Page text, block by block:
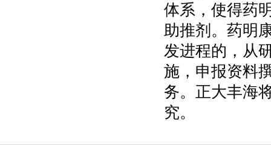
体系，使得药
助推剂。药明
发进程的，从
施，申报资料
务。正大丰海
究。